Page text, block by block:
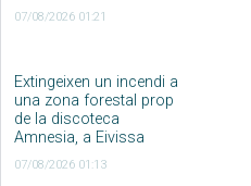
07/08/2026 01:21
Extingeixen un incendi a
una zona forestal prop
de la discoteca
Amnesia, a Eivissa
07/08/2026 01:13